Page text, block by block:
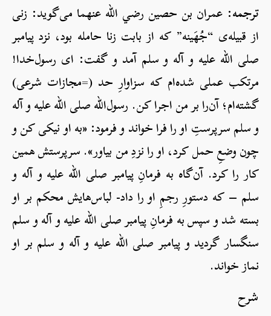
ترجمه: عمران بن حصین رضي الله عنهما می‌گوید: زنی
از قبیله‌ی “جُهَینه” که از بابت زنا حامله بود، نزد پیامبر
صلی الله علیه و آله و سلم آمد و گفت: ای رسول‌خدا!
مرتکب عملی شده‌ام که سزاوارِ حد (=مجازات شرعی)
گشته‌ام؛ آن‌را بر من اجرا کن. رسول‌الله صلی الله علیه و آله
و سلم سرپرستِ او را فرا خواند و فرمود: «به او نیکی کن و
چون وضعِ حمل کرد، او را نزدِ من بیاور». سرپرستش همین
کار را کرد. آن‌گاه به فرمانِ پیامبر صلی الله علیه و آله و
سلم – که دستورِ رجمِ او را داد- لباس‌هایش محکم بر او
بسته شد و سپس به فرمانِ پیامبر صلی الله علیه و آله و سلم
سنگسار گردید و پیامبر صلی الله علیه و آله و سلم بر او
نماز خواند.
شرح